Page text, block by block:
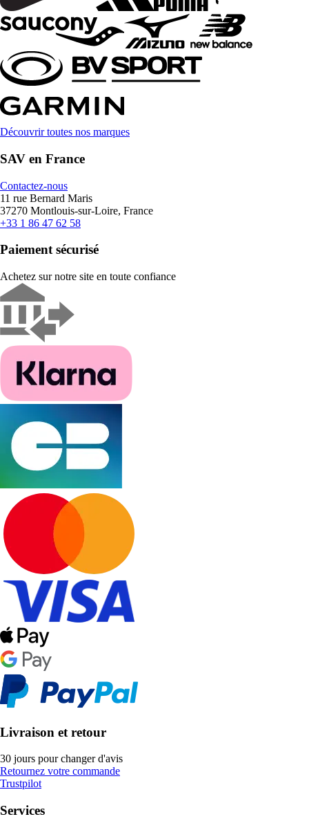
Découvrir toutes nos marques
SAV en France
Contactez-nous
11 rue Bernard Maris
37270 Montlouis-sur-Loire, France
+33 1 86 47 62 58
Paiement sécurisé
Achetez sur notre site en toute confiance
Livraison et retour
30 jours pour changer d'avis
Retournez votre commande
Trustpilot
Services